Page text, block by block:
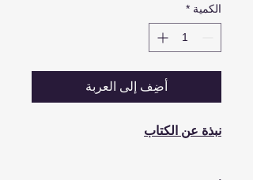
الكمية *
أضِف إلى العربة
نبذة عن الكتاب